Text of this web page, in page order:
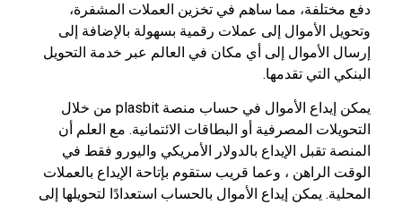
دفع مختلفة، مما ساهم في تخزين العملات المشفرة،
وتحويل الأموال إلى عملات رقمية بسهولة بالإضافة إلى
إرسال الأموال إلى أي مكان في العالم عبر خدمة التحويل
البنكي التي تقدمها.
يمكن إيداع الأموال في حساب منصة plasbit من خلال
التحويلات المصرفية أو البطاقات الائتمانية. مع العلم أن
المنصة تقبل الإيداع بالدولار الأمريكي واليورو فقط في
الوقت الراهن ، وعما قريب ستقوم بإتاحة الإيداع بالعملات
المحلية. يمكن إيداع الأموال بالحساب استعدادًا لتحويلها إلى